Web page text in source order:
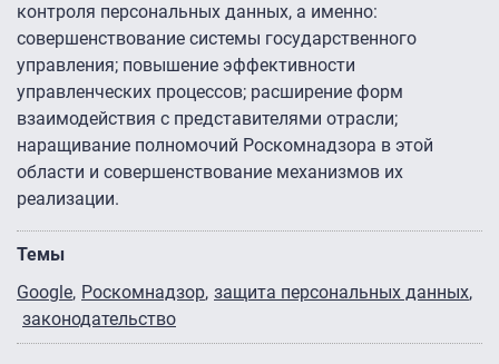
контроля персональных данных, а именно:
совершенствование системы государственного
управления; повышение эффективности
управленческих процессов; расширение форм
взаимодействия с представителями отрасли;
наращивание полномочий Роскомнадзора в этой
области и совершенствование механизмов их
реализации.
Темы
Google Роскомнадзор защита персональных данных
законодательство